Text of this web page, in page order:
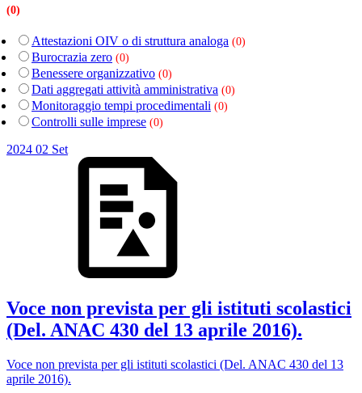
(0)
Attestazioni OIV o di struttura analoga (0)
Burocrazia zero (0)
Benessere organizzativo (0)
Dati aggregati attività amministrativa (0)
Monitoraggio tempi procedimentali (0)
Controlli sulle imprese (0)
2024 02 Set
Voce non prevista per gli istituti scolastici
(Del. ANAC 430 del 13 aprile 2016).
Voce non prevista per gli istituti scolastici (Del. ANAC 430 del 13
aprile 2016).